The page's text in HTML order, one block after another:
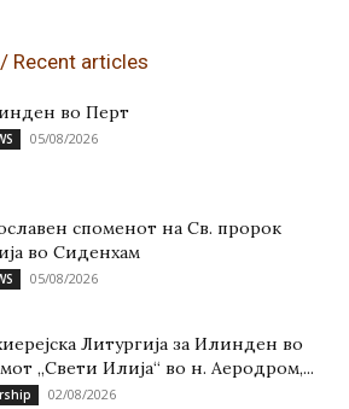
Recent articles
во Перт
05/08/2026
споменот на Св. пророк
во Сиденхам
05/08/2026
Литургија за Илинден во
„Свети Илија“ во н. Аеродром,...
02/08/2026